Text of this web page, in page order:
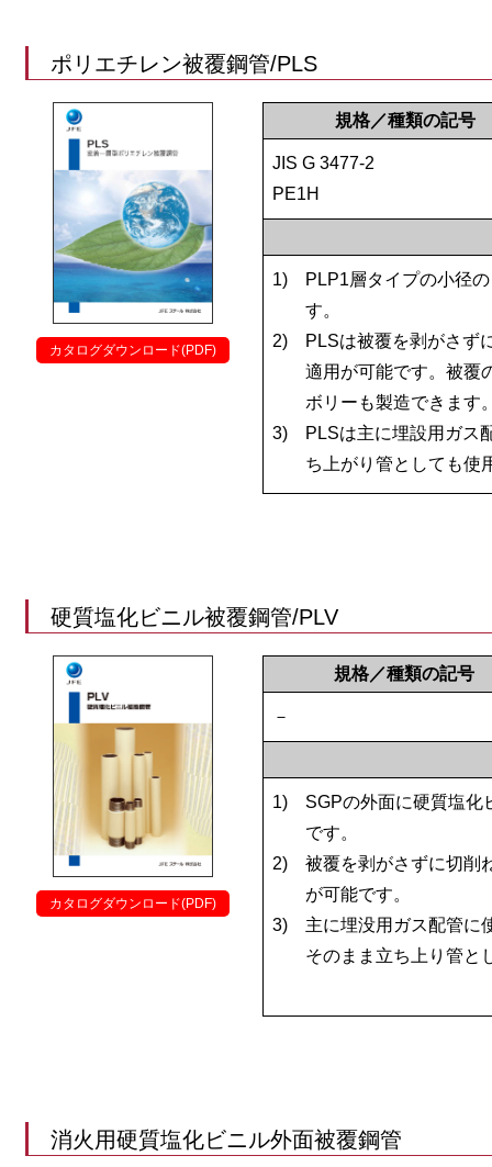
ポリエチレン被覆鋼管/PLS
カタログダウンロード(PDF)
規格／種類の記号
JIS G 3477-2
PE1H
1)
PLP1層タイプの小径
す。
2)
PLSは被覆を剥がさず
適用が可能です。被覆
ボリーも製造できます
3)
PLSは主に埋設用ガス
ち上がり管としても使
硬質塩化ビニル被覆鋼管/PLV
カタログダウンロード(PDF)
規格／種類の記号
－
1)
SGPの外面に硬質塩化
です。
2)
被覆を剥がさずに切削
が可能です。
3)
主に埋没用ガス配管に
そのまま立ち上り管と
消火用硬質塩化ビニル外面被覆鋼管